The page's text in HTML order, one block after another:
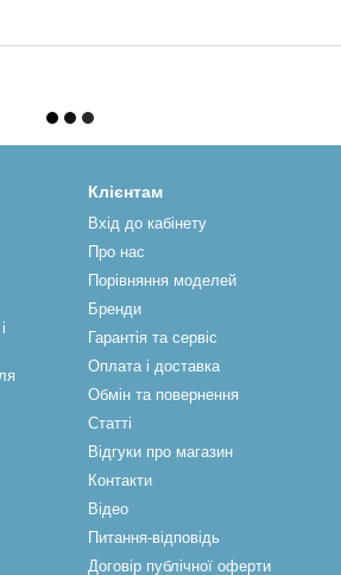
Клієнтам
Вхід до кабінету
Про нас
Порівняння моделей
Бренди
Гарантія та сервіс
Оплата і доставка
Обмін та повернення
Статті
Відгуки про магазин
Контакти
Відео
Питання-відповідь
Договір публічної оферти